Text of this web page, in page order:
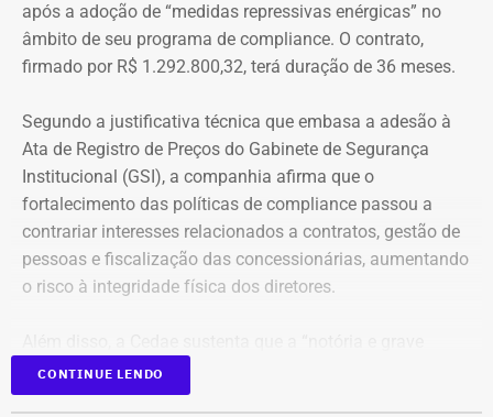
após a adoção de “medidas repressivas enérgicas” no
âmbito de seu programa de compliance. O contrato,
firmado por R$ 1.292.800,32, terá duração de 36 meses.
Segundo a justificativa técnica que embasa a adesão à
Ata de Registro de Preços do Gabinete de Segurança
Institucional (GSI), a companhia afirma que o
fortalecimento das políticas de compliance passou a
contrariar interesses relacionados a contratos, gestão de
pessoas e fiscalização das concessionárias, aumentando
o risco à integridade física dos diretores.
insegurança pública” no estado, especialmente no
município do Rio de Janeiro e na Baixada Fluminense,
CONTINUE LENDO